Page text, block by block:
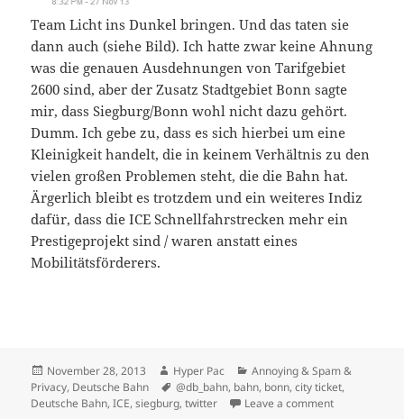
Team Licht ins Dunkel bringen. Und das taten sie
dann auch (siehe Bild). Ich hatte zwar keine Ahnung
was die genauen Ausdehnungen von Tarifgebiet
2600 sind, aber der Zusatz Stadtgebiet Bonn sagte
mir, dass Siegburg/Bonn wohl nicht dazu gehört.
Dumm. Ich gebe zu, dass es sich hierbei um eine
Kleinigkeit handelt, die in keinem Verhältnis zu den
vielen großen Problemen steht, die die Bahn hat.
Ärgerlich bleibt es trotzdem und ein weiteres Indiz
dafür, dass die ICE Schnellfahrstrecken mehr ein
Prestigeprojekt sind / waren anstatt eines
Mobilitätsförderers.
Posted
on
November 28, 2013 Author
Hyper Pac Categories
Annoying & Spam &
Privacy, Deutsche Bahn Tags
@db_bahn, bahn, bonn,city ticket,
Deutsche Bahn,ICE,siegburg,twitter Leave a commenton Ein ICE